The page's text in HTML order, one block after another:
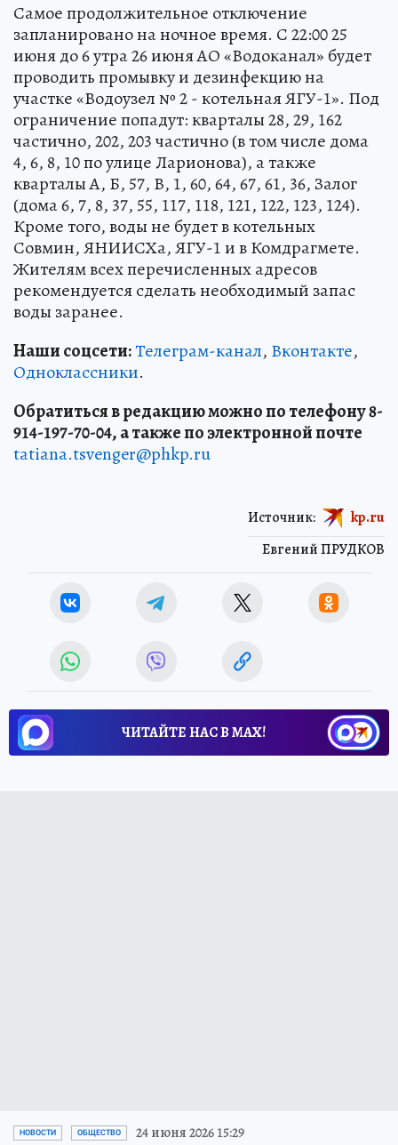
Самое продолжительное отключение
запланировано на ночное время. С 22:00 25
июня до 6 утра 26 июня АО «Водоканал» будет
проводить промывку и дезинфекцию на
участке «Водоузел № 2 - котельная ЯГУ-1». Под
ограничение попадут: кварталы 28, 29, 162
частично, 202, 203 частично (в том числе дома
4, 6, 8, 10 по улице Ларионова), а также
кварталы А, Б, 57, В, 1, 60, 64, 67, 61, 36, Залог
(дома 6, 7, 8, 37, 55, 117, 118, 121, 122, 123, 124).
Кроме того, воды не будет в котельных
Совмин, ЯНИИСХа, ЯГУ-1 и в Комдрагмете.
Жителям всех перечисленных адресов
рекомендуется сделать необходимый запас
воды заранее.
Наши соцсети:Телеграм-канал, Вконтакте,
Одноклассники.
Обратиться в редакцию можно по телефону 8-
914-197-70-04, а также по электронной почте
tatiana.tsvenger@phkp.ru
Евгений ПРУДКОВ
Источник: kp.ru
ЧИТАЙТЕ НАС В МАХ!
НОВОСТИ ОБЩЕСТВО 24 июня 2026 15:29